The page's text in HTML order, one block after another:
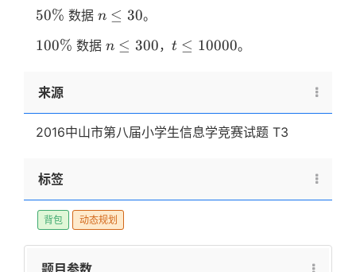
50\%
50% 数据 n
30
n ≤ 30。
100\%
100% 数据 n
n ≤ 300， t \le
t ≤ 10000。
来源
2016中山市第八届小学生信息学竞赛试题 T3
标签
背包 动态规划